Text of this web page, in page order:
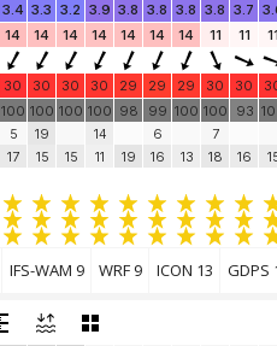
3.4 3.3 3.2 3.9 3.8 3.8 3.8 3.8 3.7
14 14 14 14 14 14 14 11 11
30 30 30 30 29 29 29 30 30
100
5
17
100
19
15
100
15
100
14
11
98
19
99
6
16
100
13
100
7
18
93
16
IFS-WAM 9 WRF 9 ICON 13 GDPS